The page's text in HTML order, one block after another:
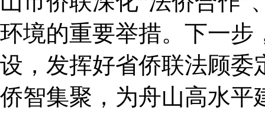
环境的重要举措。下一步
设，发挥好省侨联法顾委
侨智集聚，为舟山高水平